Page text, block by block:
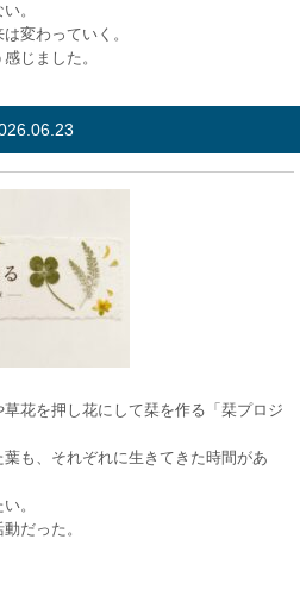
。
変わっていく。
じました。
花を押し花にして栞を作る「栞プロジ
も、それぞれに生きてきた時間があ
。
だった。